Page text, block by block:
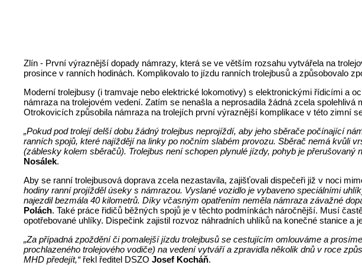
Zlín - První výraznější dopady námrazy, která se ve větším rozsahu vytvářela na
prosince v ranních hodinách. Komplikovalo to jízdu ranních trolejbusů a způsobovalo
Moderní trolejbusy (i tramvaje nebo elektrické lokomotivy) s elektronickými řídicími a
námraza na trolejovém vedení. Zatím se nenašla a neprosadila žádná zcela
Otrokovicích způsobila námraza na trolejích první výraznější komplikace v této zimní
„Pokud pod trolejí delší dobu žádný trolejbus neprojíždí, aby jeho sběrače počínající
ranních spojů, které najíždějí na linky po nočním slabém provozu. Sběrač nemá kvůli
(záblesky kolem sběračů). Trolejbus není schopen plynulé jízdy, pohyb je
Nosálek.
Aby se ranní trolejbusová doprava zcela nezastavila, zajišťovali dispečeři již v noci
hodiny ranní projížděl úseky s námrazou. Vyslané vozidlo je vybaveno speciálními
najezdil bezmála 40 kilometrů. Díky včasným opatřením neměla námraza závažné
Polách. Také práce řidičů běžných spojů je v těchto podmínkách náročnější. Musí
opotřebované uhlíky. Dispečink zajistil rozvoz náhradních uhlíků na konečné stanice a
„Za případná zpoždění či pomalejší jízdu trolejbusů se cestujícím omlouváme a
prochlazeného trolejového vodiče) na vedení vytváří a zpravidla několik dnů v roce
MHD předejít,“řekl ředitel DSZOJosef Kocháň.